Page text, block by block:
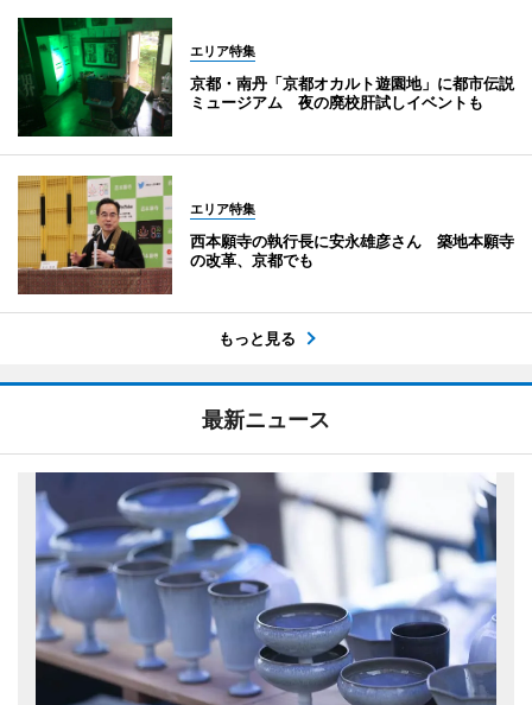
エリア特集
京都・南丹「京都オカルト遊園地」に都市伝説
ミュージアム 夜の廃校肝試しイベントも
エリア特集
西本願寺の執行長に安永雄彦さん 築地本願寺
の改革、京都でも
もっと見る
最新ニュース